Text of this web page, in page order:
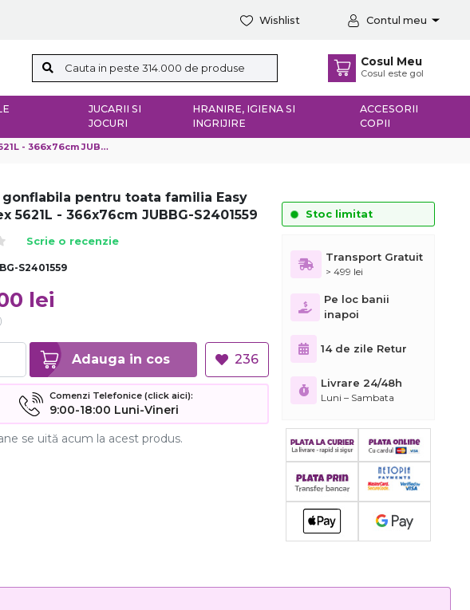
Wishlist Contul meu
Cosul Meu
Cosul este gol
JUCARII SI
JOCURI
HRANIRE, IGIENA SI
INGRIJIRE
ACCESORII
COPII
JUBBG-S2401559
gonflabila pentru toata familia Easy
5621L - 366x76cm JUBBG-S2401559
Scrie o recenzie
S2401559
lei
Adauga in cos 236
Comenzi Telefonice (click aici):
9:00-18:00 Luni-Vineri
se uită acum la acest produs.
Stoc limitat
Transport Gratuit
> 499 lei
Pe loc banii
inapoi
14 de zile Retur
Livrare 24/48h
Luni – Sambata